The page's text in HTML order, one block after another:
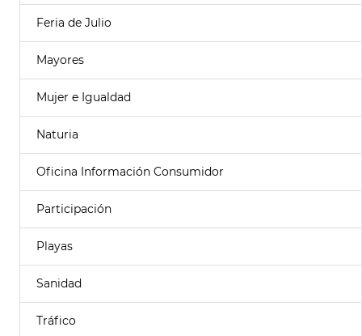
Feria de Julio
Mayores
Mujer e Igualdad
Naturia
Oficina Información Consumidor
Participación
Playas
Sanidad
Tráfico